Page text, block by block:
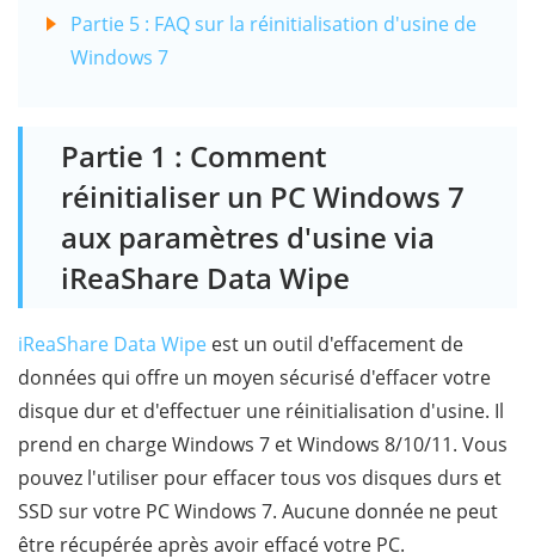
Partie 5 : FAQ sur la réinitialisation d'usine de
Windows 7
Partie 1 : Comment
réinitialiser un PC Windows 7
aux paramètres d'usine via
iReaShare Data Wipe
iReaShare Data Wipe est un outil d'effacement de
données qui offre un moyen sécurisé d'effacer votre
disque dur et d'effectuer une réinitialisation d'usine. Il
prend en charge Windows 7 et Windows 8/10/11. Vous
pouvez l'utiliser pour effacer tous vos disques durs et
SSD sur votre PC Windows 7. Aucune donnée ne peut
être récupérée après avoir effacé votre PC.